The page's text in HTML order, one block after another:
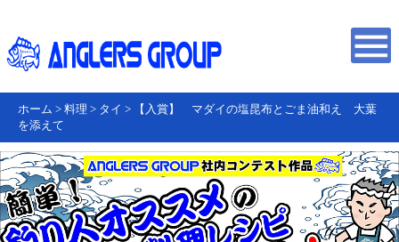
ホーム > 料理 > タイ >
【入賞】 マダイの塩昆布とごま油和え 大葉
を添えて